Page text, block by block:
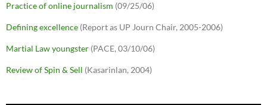
Practice of online journalism (09/25/06)
Defining excellence (Report as UP Journ Chair, 2005-2006)
Martial Law youngster (PACE, 03/10/06)
Review of Spin & Sell (Kasarinlan, 2004)